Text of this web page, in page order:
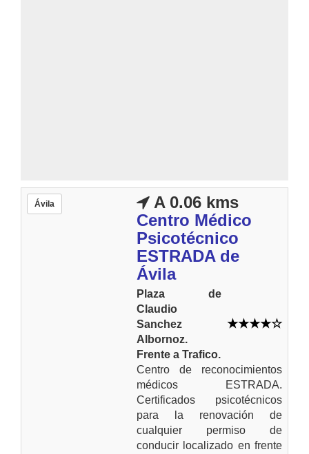
Ávila
A 0.06 kms
Centro Médico
Psicotécnico
ESTRADA de
Ávila
Plaza de
Claudio
Sanchez
Albornoz.
Frente a Trafico.
Centro de reconocimientos
médicos ESTRADA.
Certificados psicotécnicos
para la renovación de
cualquier permiso de
conducir localizado en frente